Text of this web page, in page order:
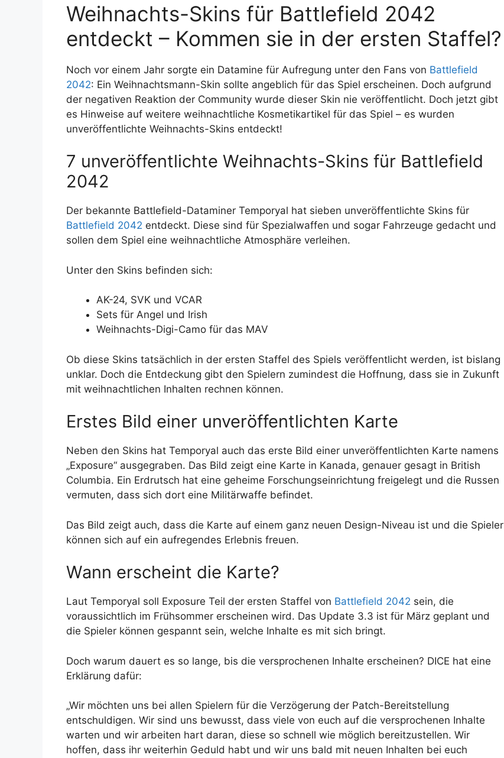
Weihnachts-Skins für Battlefield 2042
entdeckt – Kommen sie in der ersten Staffel?
Noch vor einem Jahr sorgte ein Datamine für Aufregung unter den Fans von Battlefield
2042: Ein Weihnachtsmann-Skin sollte angeblich für das Spiel erscheinen. Doch aufgrund
der negativen Reaktion der Community wurde dieser Skin nie veröffentlicht. Doch jetzt gibt
es Hinweise auf weitere weihnachtliche Kosmetikartikel für das Spiel – es wurden
unveröffentlichte Weihnachts-Skins entdeckt!
7 unveröffentlichte Weihnachts-Skins für Battlefield
2042
Der bekannte Battlefield-Dataminer Temporyal hat sieben unveröffentlichte Skins für
Battlefield 2042 entdeckt. Diese sind für Spezialwaffen und sogar Fahrzeuge gedacht und
sollen dem Spiel eine weihnachtliche Atmosphäre verleihen.
Unter den Skins befinden sich:
AK-24, SVK und VCAR
Sets für Angel und Irish
Weihnachts-Digi-Camo für das MAV
Ob diese Skins tatsächlich in der ersten Staffel des Spiels veröffentlicht werden, ist bislang
unklar. Doch die Entdeckung gibt den Spielern zumindest die Hoffnung, dass sie in Zukunft
mit weihnachtlichen Inhalten rechnen können.
Erstes Bild einer unveröffentlichten Karte
Neben den Skins hat Temporyal auch das erste Bild einer unveröffentlichten Karte namens
„Exposure“ ausgegraben. Das Bild zeigt eine Karte in Kanada, genauer gesagt in British
Columbia. Ein Erdrutsch hat eine geheime Forschungseinrichtung freigelegt und die Russen
vermuten, dass sich dort eine Militärwaffe befindet.
Das Bild zeigt auch, dass die Karte auf einem ganz neuen Design-Niveau ist und die Spieler
können sich auf ein aufregendes Erlebnis freuen.
Wann erscheint die Karte?
Laut Temporyal soll Exposure Teil der ersten Staffel von Battlefield 2042 sein, die
voraussichtlich im Frühsommer erscheinen wird. Das Update 3.3 ist für März geplant und
die Spieler können gespannt sein, welche Inhalte es mit sich bringt.
Doch warum dauert es so lange, bis die versprochenen Inhalte erscheinen? DICE hat eine
Erklärung dafür:
„Wir möchten uns bei allen Spielern für die Verzögerung der Patch-Bereitstellung
entschuldigen. Wir sind uns bewusst, dass viele von euch auf die versprochenen Inhalte
warten und wir arbeiten hart daran, diese so schnell wie möglich bereitzustellen. Wir
hoffen, dass ihr weiterhin Geduld habt und wir uns bald mit neuen Inhalten bei euch